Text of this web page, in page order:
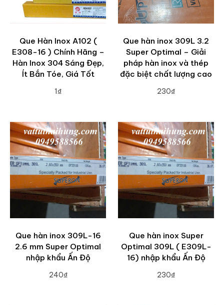
Que Hàn Inox A102 (
E308-16 ) Chính Hãng –
Hàn Inox 304 Sáng Đẹp,
Ít Bắn Tóe, Giá Tốt
1₫
Que hàn inox 309L 3.2
Super Optimal – Giải
pháp hàn inox và thép
đặc biệt chất lượng cao
230₫
Que hàn inox 309L-16
2.6 mm Super Optimal
nhập khẩu Ấn Độ
240₫
Que hàn inox Super
Optimal 309L ( E309L-
16) nhập khẩu Ấn Độ
230₫